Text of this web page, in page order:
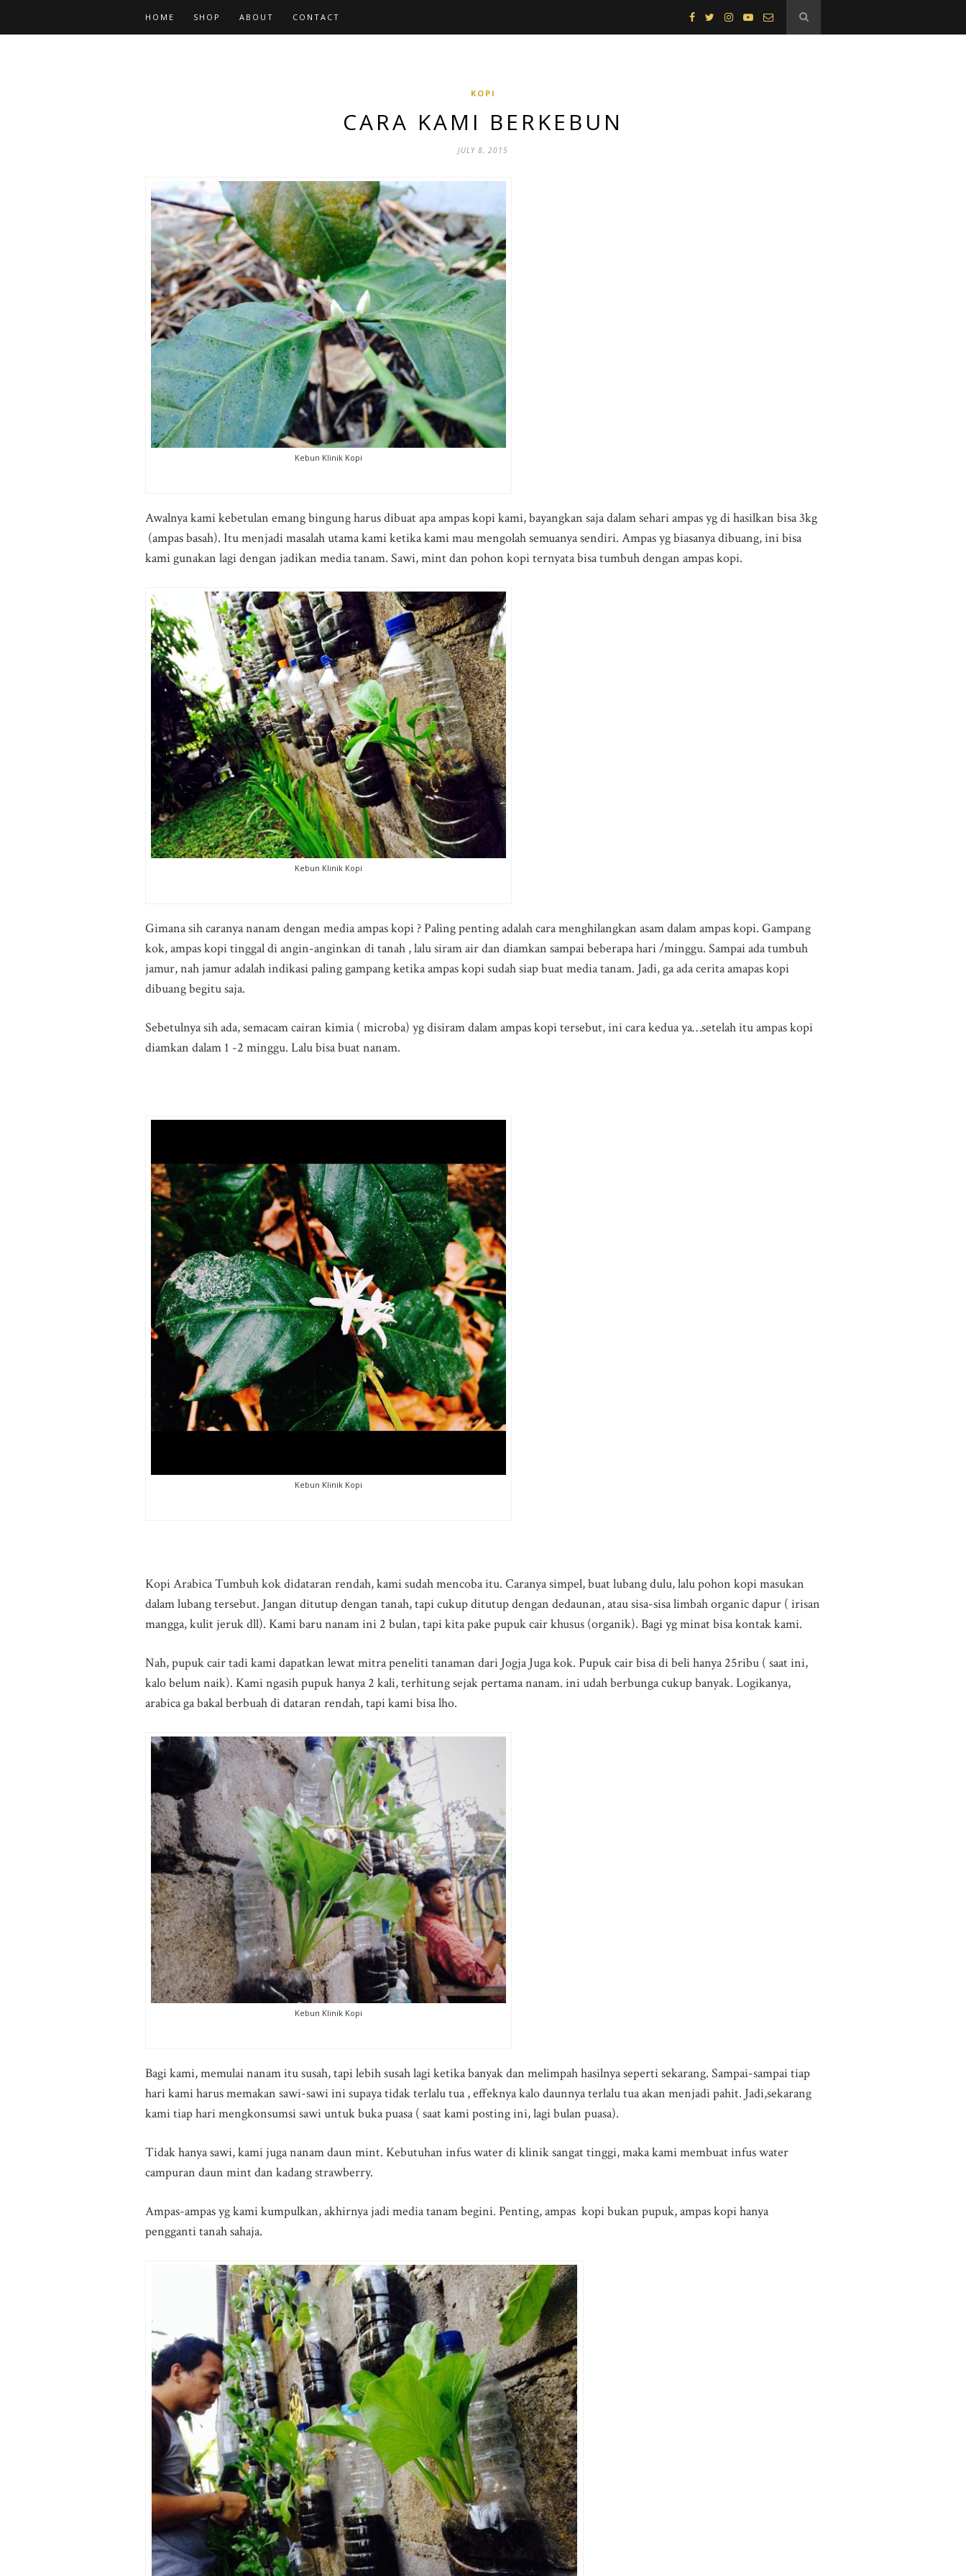
HOME SHOP ABOUT CONTACT
KOPI
CARA KAMI BERKEBUN
JULY 8, 2015
Kebun Klinik Kopi
Awalnya kami kebetulan emang bingung harus dibuat apa ampas kopi kami, bayangkan saja dalam sehari ampas yg di hasilkan bisa 3kg
(ampas basah). Itu menjadi masalah utama kami ketika kami mau mengolah semuanya sendiri. Ampas yg biasanya dibuang, ini bisa
kami gunakan lagi dengan jadikan media tanam. Sawi, mint dan pohon kopi ternyata bisa tumbuh dengan ampas kopi.
Kebun Klinik Kopi
Gimana sih caranya nanam dengan media ampas kopi ? Paling penting adalah cara menghilangkan asam dalam ampas kopi. Gampang
kok, ampas kopi tinggal di angin-anginkan di tanah , lalu siram air dan diamkan sampai beberapa hari /minggu. Sampai ada tumbuh
jamur, nah jamur adalah indikasi paling gampang ketika ampas kopi sudah siap buat media tanam. Jadi, ga ada cerita amapas kopi
dibuang begitu saja.
Sebetulnya sih ada, semacam cairan kimia ( microba) yg disiram dalam ampas kopi tersebut, ini cara kedua ya…setelah itu ampas kopi
diamkan dalam 1 -2 minggu. Lalu bisa buat nanam.
Kebun Klinik Kopi
Kopi Arabica Tumbuh kok didataran rendah, kami sudah mencoba itu. Caranya simpel, buat lubang dulu, lalu pohon kopi masukan
dalam lubang tersebut. Jangan ditutup dengan tanah, tapi cukup ditutup dengan dedaunan, atau sisa-sisa limbah organic dapur ( irisan
mangga, kulit jeruk dll). Kami baru nanam ini 2 bulan, tapi kita pake pupuk cair khusus (organik). Bagi yg minat bisa kontak kami.
Nah, pupuk cair tadi kami dapatkan lewat mitra peneliti tanaman dari Jogja Juga kok. Pupuk cair bisa di beli hanya 25ribu ( saat ini,
kalo belum naik). Kami ngasih pupuk hanya 2 kali, terhitung sejak pertama nanam. ini udah berbunga cukup banyak. Logikanya,
arabica ga bakal berbuah di dataran rendah, tapi kami bisa lho.
Kebun Klinik Kopi
Bagi kami, memulai nanam itu susah, tapi lebih susah lagi ketika banyak dan melimpah hasilnya seperti sekarang. Sampai-sampai tiap
hari kami harus memakan sawi-sawi ini supaya tidak terlalu tua , effeknya kalo daunnya terlalu tua akan menjadi pahit. Jadi,sekarang
kami tiap hari mengkonsumsi sawi untuk buka puasa ( saat kami posting ini, lagi bulan puasa).
Tidak hanya sawi, kami juga nanam daun mint. Kebutuhan infus water di klinik sangat tinggi, maka kami membuat infus water
campuran daun mint dan kadang strawberry.
Ampas-ampas yg kami kumpulkan, akhirnya jadi media tanam begini. Penting, ampas kopi bukan pupuk, ampas kopi hanya
pengganti tanah sahaja.